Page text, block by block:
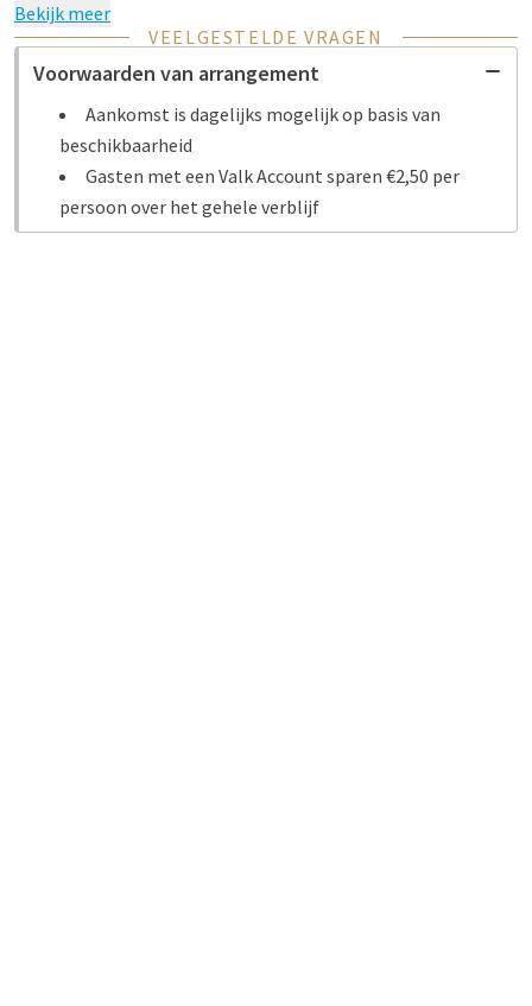
Bekijk meer
VEELGESTELDE VRAGEN
Voorwaarden van arrangement
Aankomst is dagelijks mogelijk op basis van
beschikbaarheid
Gasten met een Valk Account sparen €2,50 per
persoon over het gehele verblijf